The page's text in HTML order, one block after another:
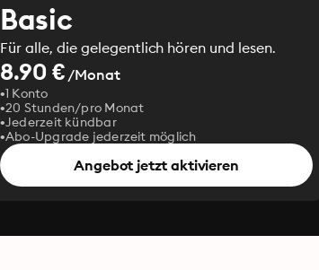
Basic
Für alle, die gelegentlich hören und lesen.
8.90 €/Monat
1 Konto
20 Stunden/pro Monat
Jederzeit kündbar
Abo-Upgrade jederzeit möglich
Angebot jetzt aktivieren